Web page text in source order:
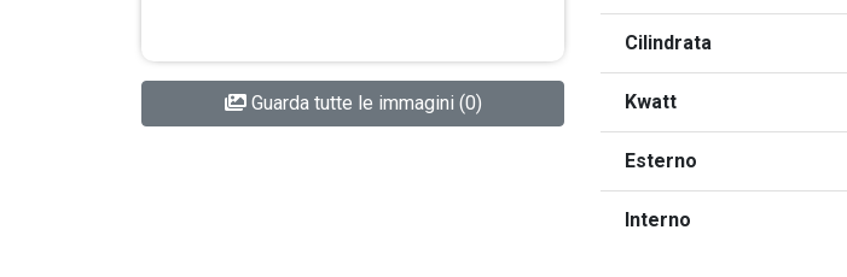
Guarda tutte le immagini (0)
Cilindrata
Kwatt
Esterno
Interno